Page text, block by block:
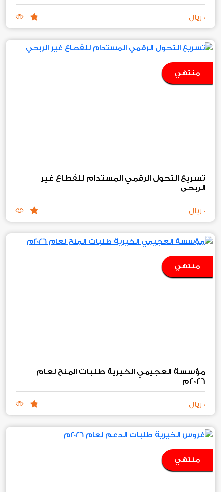
0 ريال
منتهي
تسريع التحول الرقمي المستدام للقطاع غير
الربحي
0 ريال
منتهي
مؤسسة العجيمي الخيرية طلبات المنح لعام
2026م
0 ريال
منتهي